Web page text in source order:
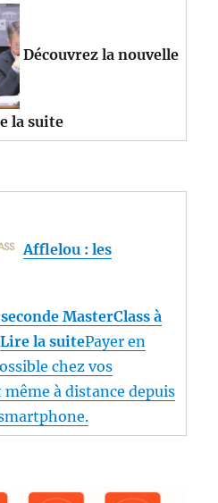
Découvrez la nouvelle
la suite
Afflelou : les
MasterClass à
Lire la suitePayer en
chez vos
même à distance depuis